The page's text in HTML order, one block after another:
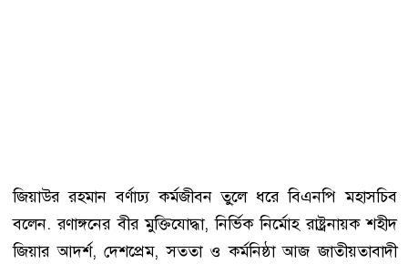
জিয়াউর রহমান বর্ণাঢ্য কর্মজীবন তু্লে ধরে বিএনপি মহাসচিব
বলেন. রণাঙ্গনের বীর মুক্তিযোদ্ধা, নির্ভিক নির্মোহ রাষ্ট্রনায়ক শহীদ
জিয়ার আদর্শ, দেশপ্রেম, সততা ও কর্মনিষ্ঠা আজ জাতীয়তাবাদী